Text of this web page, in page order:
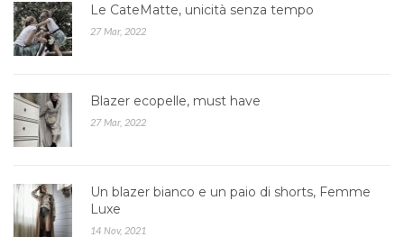
Le CateMatte, unicità senza tempo
27 Mar, 2022
Blazer ecopelle, must have
27 Mar, 2022
Un blazer bianco e un paio di shorts, Femme
Luxe
14 Nov, 2021